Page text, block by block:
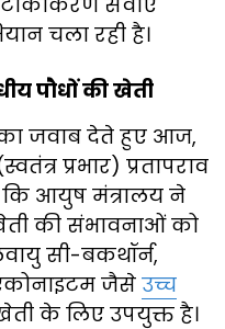
चला रही है।
पौधों की खेती
जवाब देते हुए आज,
प्रभार) प्रतापराव
आयुष मंत्रालय ने
की संभावनाओं को
सी-बकथॉर्न,
जैसे उच्च
के लिए उपयुक्त है।